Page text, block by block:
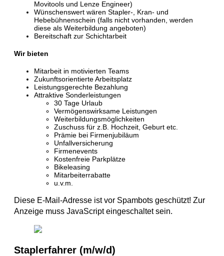
Movitools und Lenze Engineer)
Wünschenswert wären Stapler-, Kran- und
Hebebühnenschein (falls nicht vorhanden, werden
diese als Weiterbildung angeboten)
Bereitschaft zur Schichtarbeit
Wir bieten
Mitarbeit in motivierten Teams
Zukunftsorientierte Arbeitsplatz
Leistungsgerechte Bezahlung
Attraktive Sonderleistungen
30 Tage Urlaub
Vermögenswirksame Leistungen
Weiterbildungsmöglichkeiten
Zuschuss für z.B. Hochzeit, Geburt etc.
Prämie bei Firmenjubiläum
Unfallversicherung
Firmenevents
Kostenfreie Parkplätze
Bikeleasing
Mitarbeiterrabatte
u.v.m.
Diese E-Mail-Adresse ist vor Spambots geschützt! Zur
Anzeige muss JavaScript eingeschaltet sein.
Staplerfahrer (m/w/d)